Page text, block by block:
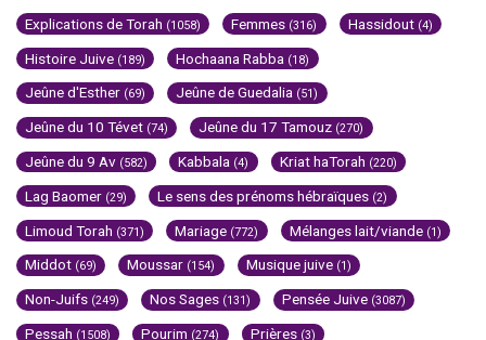
Explications de Torah (1058) Femmes (316) Hassidout (4)
Histoire Juive (189) Hochaana Rabba (18)
Jeûne d'Esther (69) Jeûne de Guedalia (51)
Jeûne du 10 Tévet (74) Jeûne du 17 Tamouz (270)
Jeûne du 9 Av (582) Kabbala (4) Kriat haTorah (220)
Lag Baomer (29) Le sens des prénoms hébraïques (2)
Limoud Torah (371) Mariage (772) Mélanges lait/viande (1)
Middot (69) Moussar (154) Musique juive (1)
Non-Juifs (249) Nos Sages (131) Pensée Juive (3087)
Pessah (1508) Pourim (274) Prières (3)